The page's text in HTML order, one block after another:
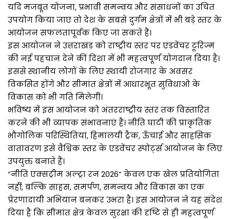
यदि मजबूत योजना, प्रभावी समन्वय और संसाधनों का उचित
उपयोग किया जाए तो देश के सबसे दुर्गम क्षेत्रों में भी बड़े स्तर के
आयोजन सफलतापूर्वक किए जा सकते हैं।
इस आयोजन ने उत्तराखंड को राष्ट्रीय स्तर पर एडवेंचर टूरिज्म
की नई पहचान देने की दिशा में भी महत्वपूर्ण योगदान दिया है।
इससे स्थानीय लोगों के लिए स्थायी रोजगार के अवसर
विकसित होंगे और सीमांत क्षेत्रों में आधारभूत सुविधाओं के
विकास को भी गति मिलेगी।
भविष्य में इस आयोजन को अंतरराष्ट्रीय स्तर तक विस्तारित
करने की भी व्यापक संभावनाएं हैं। नीति घाटी की प्राकृतिक
भौगोलिक परिस्थितियां, हिमालयी ट्रैक, ऊँचाई और साहसिक
वातावरण इसे वैश्विक स्तर के एडवेंचर स्पोर्ट्स आयोजन के लिए
उपयुक्त बनाते हैं।
“नीति एक्सट्रीम अल्ट्रा रन 2026” केवल एक खेल प्रतियोगिता
नहीं, बल्कि साहस, समर्पण, समन्वय और विकास का एक
प्रेरणादायी अभियान बनकर उभरा है। इस आयोजन ने यह संदेश
दिया है कि सीमांत क्षेत्र केवल सुरक्षा की दृष्टि से ही महत्वपूर्ण